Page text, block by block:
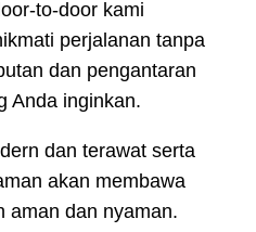
to-door kami
perjalanan tanpa
dan pengantaran
Anda inginkan.
dan terawat serta
akan membawa
aman dan nyaman.